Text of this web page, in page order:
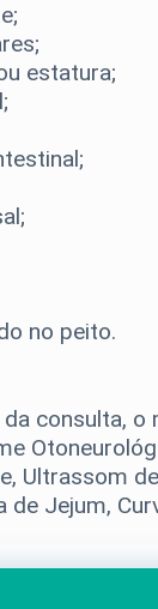
estatura;
no peito.
consulta,
Ultrassom
de Jejum,